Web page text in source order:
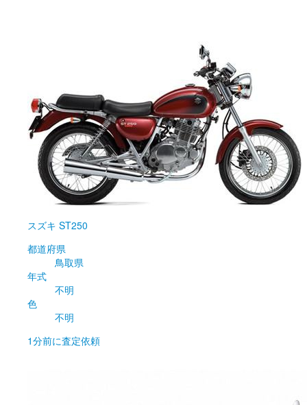
スズキ ST250
都道府県
鳥取県
年式
不明
色
不明
1分前に査定依頼